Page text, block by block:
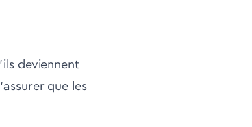
deviennent
que les